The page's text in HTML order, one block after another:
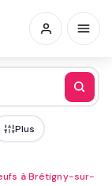
Plus
à Brétigny-sur-